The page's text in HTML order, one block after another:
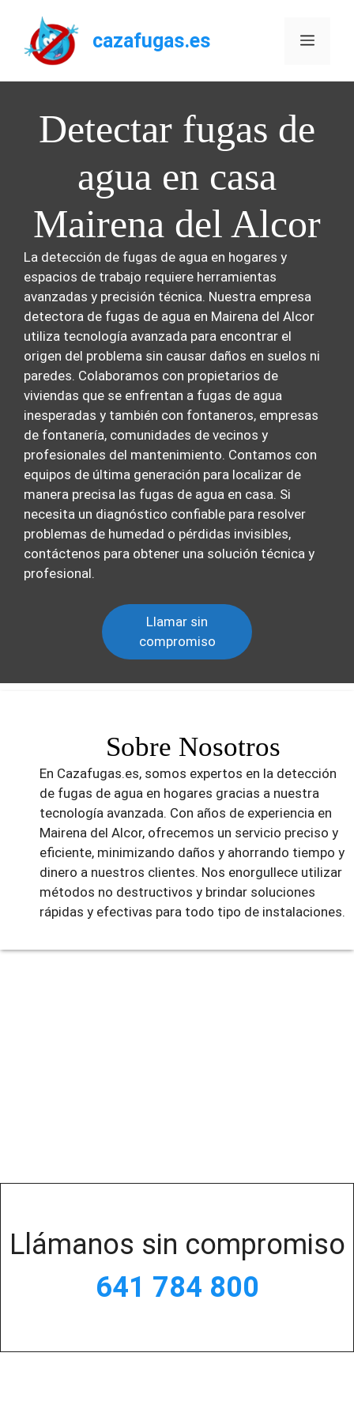
contenido
cazafugas.es Menú
Detectar fugas de
agua en casa
Mairena del Alcor
La detección de fugas de agua en hogares y
espacios de trabajo requiere herramientas
avanzadas y precisión técnica. Nuestra empresa
detectora de fugas de agua en Mairena del Alcor
utiliza tecnología avanzada para encontrar el
origen del problema sin causar daños en suelos ni
paredes. Colaboramos con propietarios de
viviendas que se enfrentan a fugas de agua
inesperadas y también con fontaneros, empresas
de fontanería, comunidades de vecinos y
profesionales del mantenimiento. Contamos con
equipos de última generación para localizar de
manera precisa las fugas de agua en casa. Si
necesita un diagnóstico confiable para resolver
problemas de humedad o pérdidas invisibles,
contáctenos para obtener una solución técnica y
profesional.
Llamar sin
compromiso
Sobre Nosotros
En Cazafugas.es, somos expertos en la detección
de fugas de agua en hogares gracias a nuestra
tecnología avanzada. Con años de experiencia en
Mairena del Alcor, ofrecemos un servicio preciso y
eficiente, minimizando daños y ahorrando tiempo y
dinero a nuestros clientes. Nos enorgullece utilizar
métodos no destructivos y brindar soluciones
rápidas y efectivas para todo tipo de instalaciones.
Llámanos sin compromiso
641 784 800